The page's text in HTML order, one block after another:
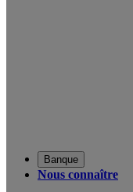
Banque
Nous connaître